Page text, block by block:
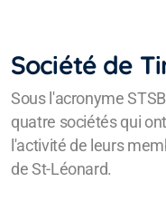
Société de
Sous l'acronyme
quatre sociétés qui
l'activité de leurs
de St-Léonard.